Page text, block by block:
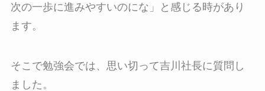
次の一歩に進みやすいのにな」と感じる時があり
ます。
そこで勉強会では、思い切って吉川社長に質問し
ました。